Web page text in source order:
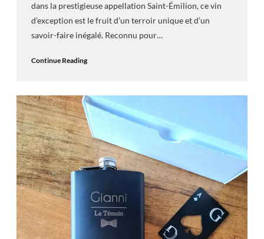
dans la prestigieuse appellation Saint-Émilion, ce vin
d’exception est le fruit d’un terroir unique et d’un
savoir-faire inégalé. Reconnu pour…
Continue Reading